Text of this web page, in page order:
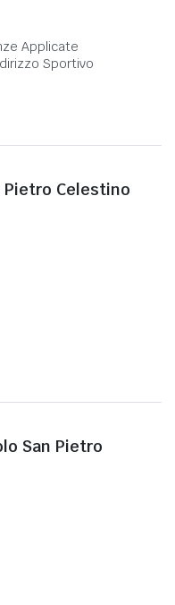
Applicate
Sportivo
Pietro Celestino
San Pietro